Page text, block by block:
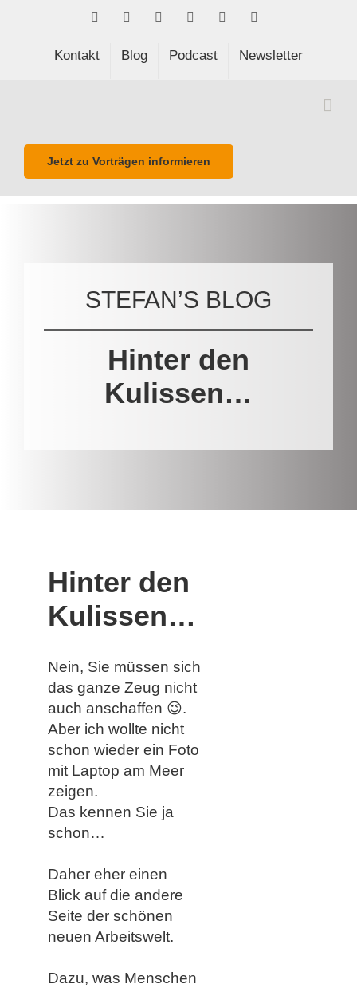
FacebookLinkedIn Spotify
Kontakt Blog Podcast Newsletter
Jetzt zu Vorträgen informieren
STEFAN’S BLOG
Hinter den
Kulissen…
Hinter den
Kulissen…
Nein, Sie müssen sich
das ganze Zeug nicht
auch anschaffen 😉.
Aber ich wollte nicht
schon wieder ein Foto
mit Laptop am Meer
zeigen.
Das kennen Sie ja
schon…
Daher eher einen
Blick auf die andere
Seite der schönen
neuen Arbeitswelt.
Dazu, was Menschen